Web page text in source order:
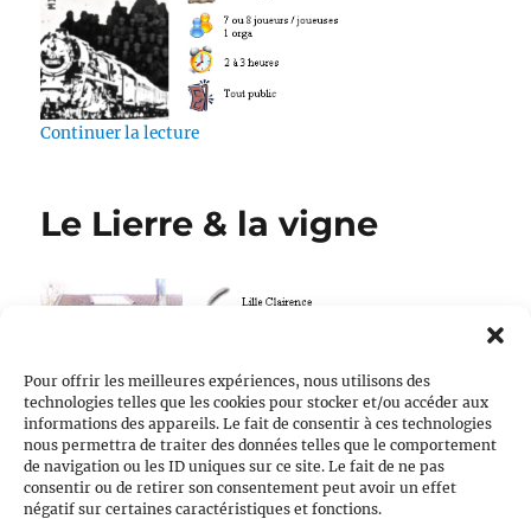
Pour offrir les meilleures expériences, nous utilisons des
technologies telles que les cookies pour stocker et/ou accéder aux
informations des appareils. Le fait de consentir à ces technologies
nous permettra de traiter des données telles que le comportement
de navigation ou les ID uniques sur ce site. Le fait de ne pas
consentir ou de retirer son consentement peut avoir un effet
négatif sur certaines caractéristiques et fonctions.
Continuer la lecturede « Nacha mechta »
Le Lierre & la vigne
Continuer la lecturede « Le Lierre & la vigne »